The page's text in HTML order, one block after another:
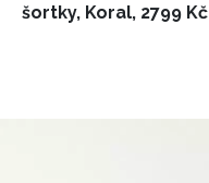
šortky, Koral, 2799 Kč